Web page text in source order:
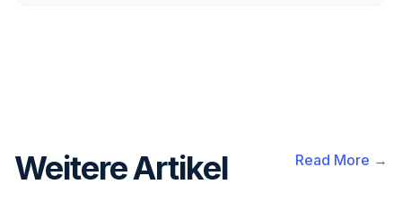
Weitere Artikel Read More →